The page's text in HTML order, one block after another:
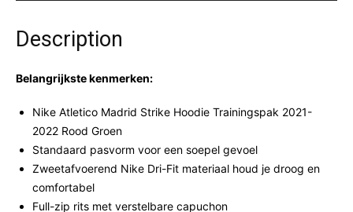
Description
Belangrijkste kenmerken:
Nike Atletico Madrid Strike Hoodie Trainingspak 2021-
2022 Rood Groen
Standaard pasvorm voor een soepel gevoel
Zweetafvoerend Nike Dri-Fit materiaal houd je droog en
comfortabel
Full-zip rits met verstelbare capuchon